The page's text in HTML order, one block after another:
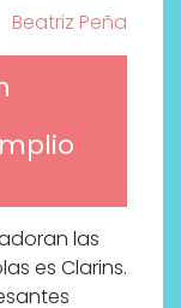
Beatriz Peña
las
es Clarins.